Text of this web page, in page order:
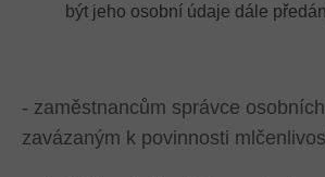
být jeho osobní údaje dále
- zaměstnancům správce
zavázaným k povinnosti